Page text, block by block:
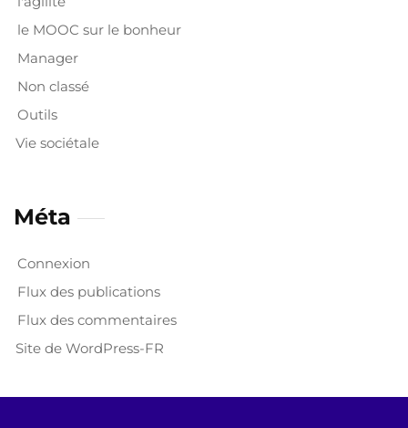
le MOOC sur le bonheur
Manager
Non classé
Outils
Vie sociétale
Méta
Connexion
Flux des publications
Flux des commentaires
Site de WordPress-FR